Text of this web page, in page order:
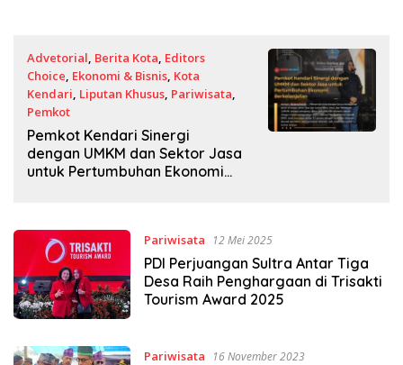
Advetorial, Berita Kota, Editors
Choice, Ekonomi & Bisnis, Kota
Kendari, Liputan Khusus, Pariwisata,
Pemkot
2 September 2025
Pemkot Kendari Sinergi
dengan UMKM dan Sektor Jasa
untuk Pertumbuhan Ekonomi
Pariwisata 12 Mei 2025
PDI Perjuangan Sultra Antar Tiga
Desa Raih Penghargaan di Trisakti
Tourism Award 2025
Pariwisata 16 November 2023